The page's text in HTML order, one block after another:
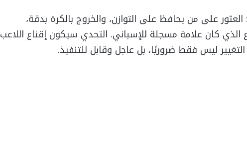
على من يحافظ على التوازن، والخروج بالكرة بدقة،
الذي كان علامة مسجلة للإسباني. التحدي سيكون إقناع اللاعب
التغيير ليس فقط ضروريًا، بل عاجل وقابل للتنفيذ.